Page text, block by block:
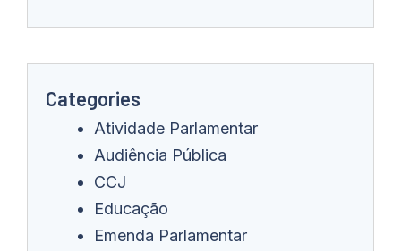
Categories
Atividade Parlamentar
Audiência Pública
CCJ
Educação
Emenda Parlamentar